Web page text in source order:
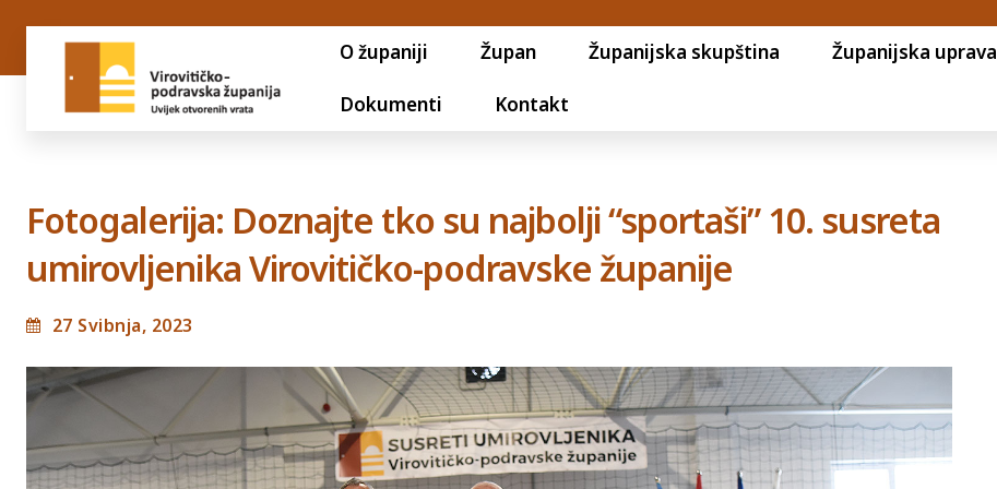
O županiji Župan Županijska skupština Županijska uprava
Dokumenti Kontakt
Fotogalerija: Doznajte tko su najbolji “sportaši” 10. susreta
umirovljenika Virovitičko-podravske županije
27 Svibnja, 2023